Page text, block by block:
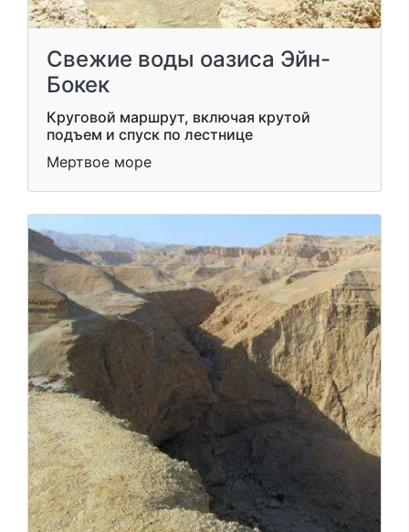
Свежие воды оазиса Эйн-
Бокек
Круговой маршрут, включая крутой
подъем и спуск по лестнице
Мертвое море